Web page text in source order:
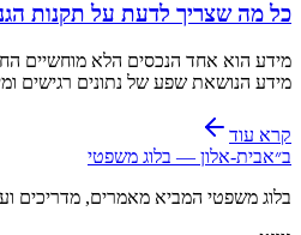
כל מה שצריך לדעת על תקנות הגנת
מידע הוא אחד הנכסים הלא מוחשיים
מידע הנושאת שפע של נתונים רגישים
קרא עוד
ב״אבית-אלון — בלוג משפטי
בלוג משפטי המביא מאמרים, מדריכים